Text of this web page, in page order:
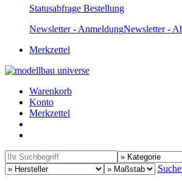
Statusabfrage Bestellung
Newsletter - AnmeldungNewsletter -
Merkzettel
Warenkorb
Konto
Merkzettel